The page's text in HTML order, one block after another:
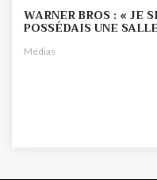
WARNER BROS : « JE
POSSÉDAIS UNE
Médias